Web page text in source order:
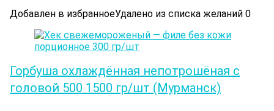
Добавлен в избранноеУдалено из списка желаний 0
Горбуша охлаждённая непотрошёная с
головой 500 1500 гр/шт (Мурманск)